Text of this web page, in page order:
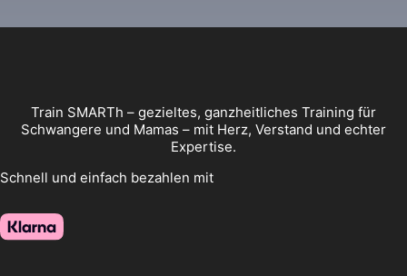
Train SMARTh – gezieltes, ganzheitliches Training für
Schwangere und Mamas – mit Herz, Verstand und echter
Expertise.
Schnell und einfach bezahlen mit